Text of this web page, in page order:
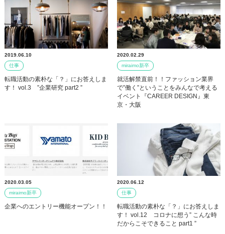
2019.06.10
仕事
転職活動の素朴な「？」にお答えしま
す！ vol.3 ”企業研究 part2 ”
2020.02.29
miraimo新卒
就活解禁直前！！ファッション業界
で”働く”ということをみんなで考える
イベント『CAREER DESIGN』東
京・大阪
2020.03.05
miraimo新卒
企業へのエントリー機能オープン！！
2020.06.12
仕事
転職活動の素朴な「？」にお答えしま
す！ vol.12 コロナに想う” こんな時
だからこそできること part1 ”